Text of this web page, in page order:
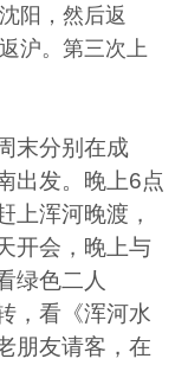
阳，然后返
沪。第三次上
末分别在成
出发。晚上6点
上浑河晚渡，
开会，晚上与
绿色二人
，看《浑河水
朋友请客，在